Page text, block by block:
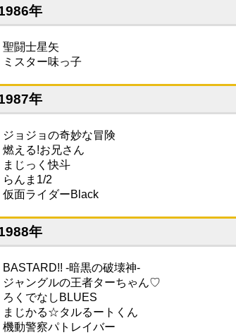
年
聖闘士星矢
ミスター味っ子
年
ジョジョの奇妙な冒険
燃える!お兄さん
まじっく快斗
らんま1/2
仮面ライダーBlack
年
BASTARD!! -暗黒の破壊神-
ジャングルの王者ターちゃん♡
ろくでなしBLUES
まじかる☆タルるートくん
機動警察パトレイバー